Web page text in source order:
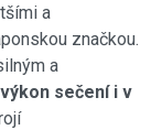
a
značkou.
a
sečení i v